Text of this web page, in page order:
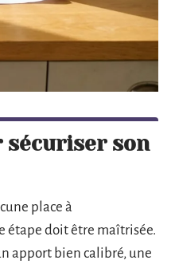
sécuriser son
place à
étape doit être maîtrisée.
apport bien calibré, une